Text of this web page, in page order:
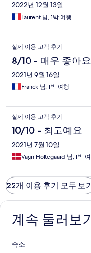
2022년 12월 13일
Laurent 님, 1박 여행
실제 이용 고객 후기
8/10 - 매우 좋아요
2021년 9월 16일
Franck 님, 1박 여행
실제 이용 고객 후기
10/10 - 최고예요
2021년 7월 10일
Vagn Holtegaard 님, 1박
22개 이용 후기 모두 보
계속 둘러보
숙소